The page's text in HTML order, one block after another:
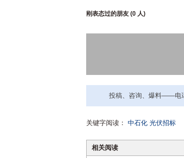
刚表态过的朋友 (0 人)
投稿、咨询、爆料——电
关键字阅读： 中石化 光伏招标
相关阅读